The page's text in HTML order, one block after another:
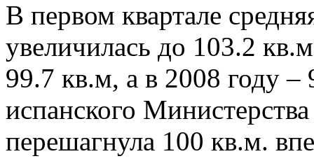
В первом квартале
увеличилась до 103.2
99.7 кв.м, а в 2008 году
испанского
перешагнула 100 кв.м.